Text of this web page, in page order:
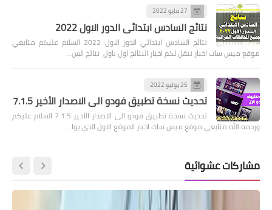
27 مايو 2022
نتائج السادس ابتدائي الدور الاول 2022
نتائج السادس ابتدائي الدور الاول 2022 السلام عليكم متابعي
اخبار ننقل لكم اخبار النتائج اول باول نتائج الس…
25 يوليو 2022
تحديث نسخة تطبيق فودو الى الاصدار الأخير 7.1.5
تحديث نسخة تطبيق فودو الى الاصدار الأخير 7.1.5 السلام عليكم
متابعي موقع ميس سات اخبار الموقع الاول الذي يوا…
عشوائية